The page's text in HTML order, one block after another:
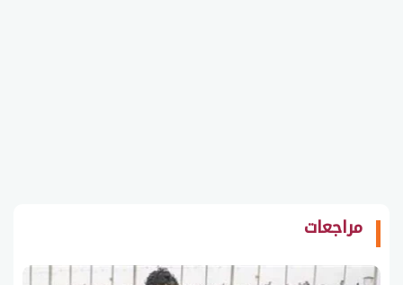
مراجعات